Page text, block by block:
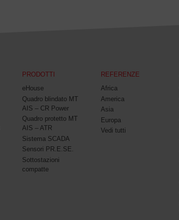
PRODOTTI
eHouse
Quadro blindato MT
AIS – CR Power
Quadro protetto MT
AIS – ATR
Sistema SCADA
Sensori PR.E.SE.
Sottostazioni
compatte
REFERENZE
Africa
America
Asia
Europa
Vedi tutti